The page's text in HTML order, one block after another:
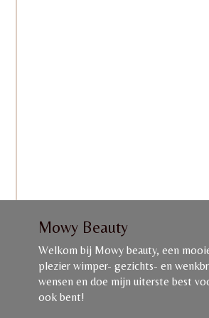
Mowy Beauty
Welkom bij Mowy beauty, een
plezier wimper- gezichts- en
wensen en doe mijn uiterste best
ook bent!